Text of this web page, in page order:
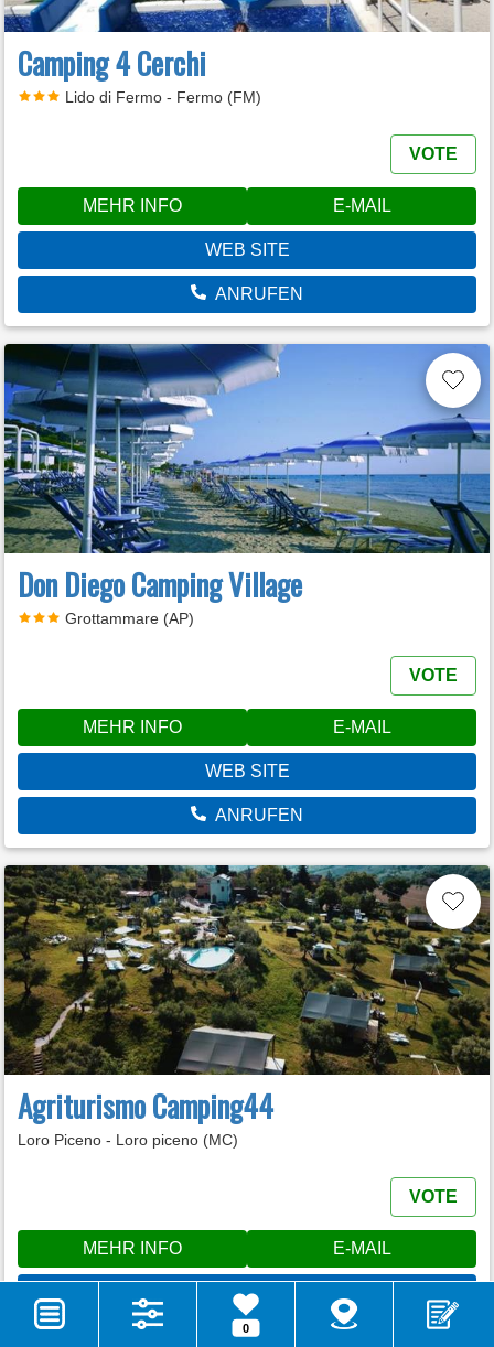
Camping 4 Cerchi
Lido di Fermo - Fermo (FM)
VOTE
MEHR INFO E-MAIL
WEB SITE
ANRUFEN
Don Diego Camping Village
Grottammare (AP)
VOTE
MEHR INFO E-MAIL
WEB SITE
ANRUFEN
Agriturismo Camping44
Loro Piceno - Loro piceno (MC)
VOTE
MEHR INFO E-MAIL
WEB SITE
ANRUFEN
0